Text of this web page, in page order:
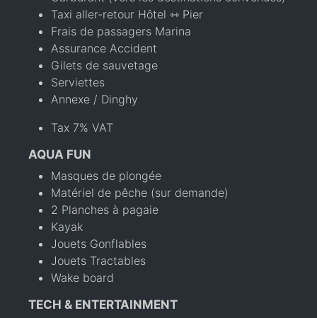
Taxi aller-retour Hôtel ⇿ Pier
Frais de passagers Marina
Assurance Accident
Gilets de sauvetage
Serviettes
Annexe / Dinghy
Tax 7% VAT
AQUA FUN
Masques de plongée
Matériel de pêche (sur demande)
2 Planches à pagaie
Kayak
Jouets Gonflables
Jouets Tractables
Wake board
TECH & ENTERTAINMENT